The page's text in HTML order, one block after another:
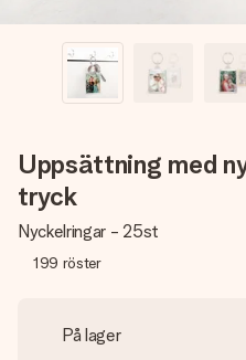
Uppsättning med
tryck
Nyckelringar - 25st
199 röster
På lager